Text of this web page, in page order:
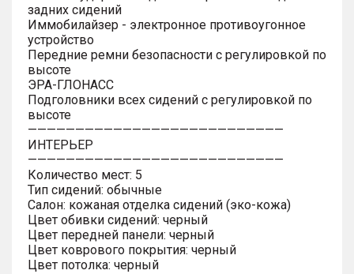
задних сидений
Иммобилайзер - электронное противоугонное
устройство
Передние ремни безопасности с регулировкой по
высоте
ЭРА-ГЛОНАСС
Подголовники всех сидений с регулировкой по
высоте
———————————————————————————
ИНТЕРЬЕР
———————————————————————————
Количество мест: 5
Тип сидений: обычные
Салон: кожаная отделка сидений (эко-кожа)
Цвет обивки сидений: черный
Цвет передней панели: черный
Цвет коврового покрытия: черный
Цвет потолка: черный